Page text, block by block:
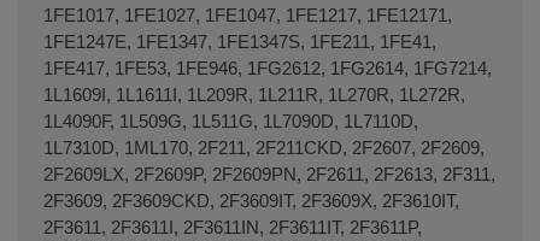
1FE1017, 1FE1027, 1FE1047, 1FE1217, 1FE12171,
1FE1247E, 1FE1347, 1FE1347S, 1FE211, 1FE41,
1FE417, 1FE53, 1FE946, 1FG2612, 1FG2614, 1FG7214,
1L1609I, 1L1611I, 1L209R, 1L211R, 1L270R, 1L272R,
1L4090F, 1L509G, 1L511G, 1L7090D, 1L7110D,
1L7310D, 1ML170, 2F211, 2F211CKD, 2F2607, 2F2609,
2F2609LX, 2F2609P, 2F2609PN, 2F2611, 2F2613, 2F311,
2F3609, 2F3609CKD, 2F3609IT, 2F3609X, 2F3610IT,
2F3611, 2F3611I, 2F3611IN, 2F3611IT, 2F3611P,